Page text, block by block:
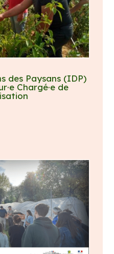
des Paysans (IDP)
Chargé·e de